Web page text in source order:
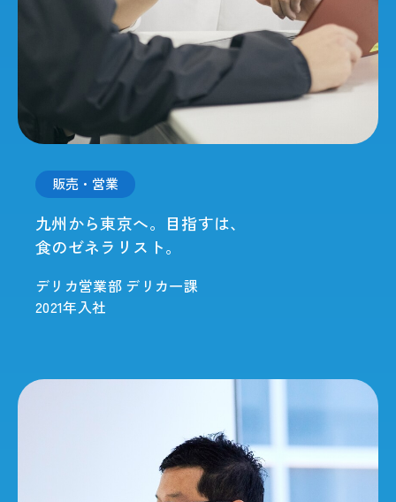
販売・営業
九州から東京へ。目指すは、
食のゼネラリスト。
デリカ営業部 デリカ一課
2021年入社